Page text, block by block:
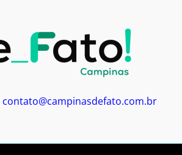
contato@campinasdefato.com.br